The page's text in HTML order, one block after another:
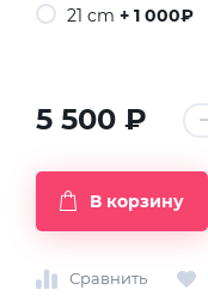
21 cm + 1 000₽
5 500 ₽
В корзину
Сравнить